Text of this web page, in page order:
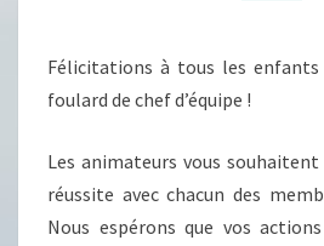
Félicitations à tous les
foulard de chef d’équipe !
Les animateurs vous
réussite avec chacun des
Nous espérons que vos